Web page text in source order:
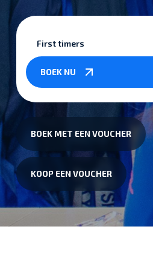
BOEK NU
BOEK MET EEN VOUCHER
KOOP EEN VOUCHER